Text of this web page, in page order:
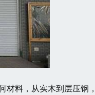
材料，从实木到层压